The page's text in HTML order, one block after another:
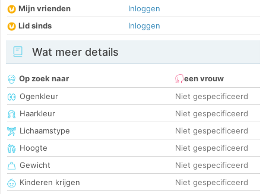
Mijn vrienden
Inloggen
Lid sinds
Inloggen
Wat meer details
Op zoek naar
een vrouw
Ogenkleur
Niet gespecificeerd
Haarkleur
Niet gespecificeerd
Lichaamstype
Niet gespecificeerd
Hoogte
Niet gespecificeerd
Gewicht
Niet gespecificeerd
Kinderen krijgen
Niet gespecificeerd